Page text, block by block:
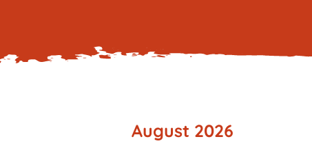
August 2026